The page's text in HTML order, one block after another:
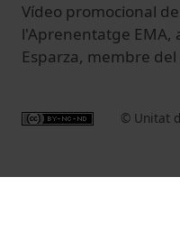
Vídeo promocional
l'Aprenentatge EMA,
Esparza, membre
© Unitat